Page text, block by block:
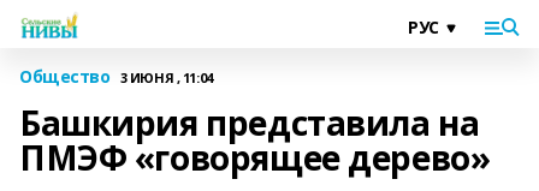
Общество 3 ИЮНЯ , 11:04
Башкирия представила на
ПМЭФ «говорящее дерево»